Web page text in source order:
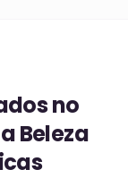
no
Beleza